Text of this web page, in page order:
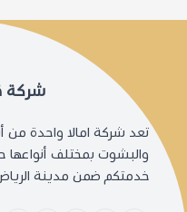
شركة
تعد شركة امالا واحدة من
خدمتكم ضمن مدينة الرياض السجل